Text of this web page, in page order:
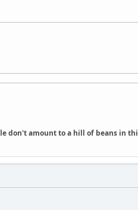
don't amount to a hill of beans in